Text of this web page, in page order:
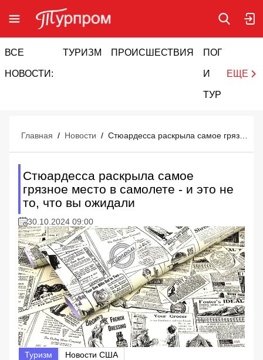
ВСЕ
НОВОСТИ:
ТУРИЗМ ПРОИСШЕСТВИЯ ПОГОДА
И
ТУРИЗМ
ЕЩЕ
Главная / Новости /
Стюардесса раскрыла самое
грязное место в самолете - и это не
то, что вы ожидали
30.10.2024 09:00
Туризм Новости США